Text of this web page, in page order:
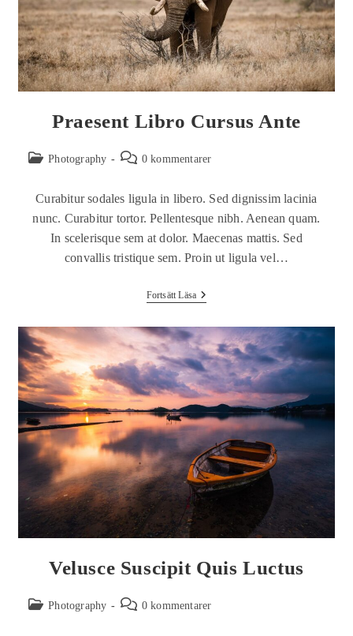
Praesent Libro Cursus Ante
Photography 0 kommentarer
Curabitur sodales ligula in libero. Sed dignissim lacinia
nunc. Curabitur tortor. Pellentesque nibh. Aenean quam.
In scelerisque sem at dolor. Maecenas mattis. Sed
convallis tristique sem. Proin ut ligula vel…
Fortsätt Läsa
Velusce Suscipit Quis Luctus
Photography 0 kommentarer